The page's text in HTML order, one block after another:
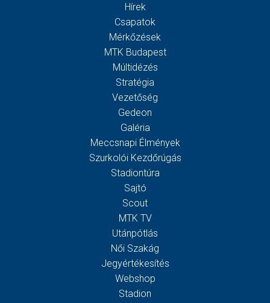
Hírek
Csapatok
Mérkőzések
MTK Budapest
Múltidézés
Stratégia
Vezetőség
Gedeon
Galéria
Meccsnapi Élmények
Szurkolói Kezdőrúgás
Stadiontúra
Sajtó
Scout
MTK TV
Utánpótlás
Női Szakág
Jegyértékesítés
Webshop
Stadion